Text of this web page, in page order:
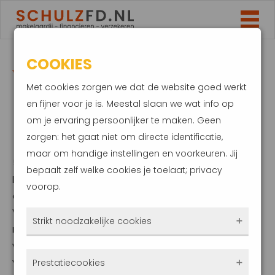
VERSCHUIVING OP
HYPOTHEEKMARKT
DOOR HOGERE RENTE
5 juli 2022
De stijging van de hypotheekrente zorgt voor
een verschuiving op de hypotheekmarkt.
Waar het oversluiten van de hypotheek
minder in trek is, worden kopers van een
woning juist actiever. Oorzaak van deze
verschuiving is de sterk gestegen
COOKIES
Met cookies zorgen we dat de website goed werkt
en fijner voor je is. Meestal slaan we wat info op
om je ervaring persoonlijker te maken. Geen
zorgen: het gaat niet om directe identificatie,
maar om handige instellingen en voorkeuren. Jij
bepaalt zelf welke cookies je toelaat; privacy
voorop.
Strikt noodzakelijke cookies
Prestatiecookies